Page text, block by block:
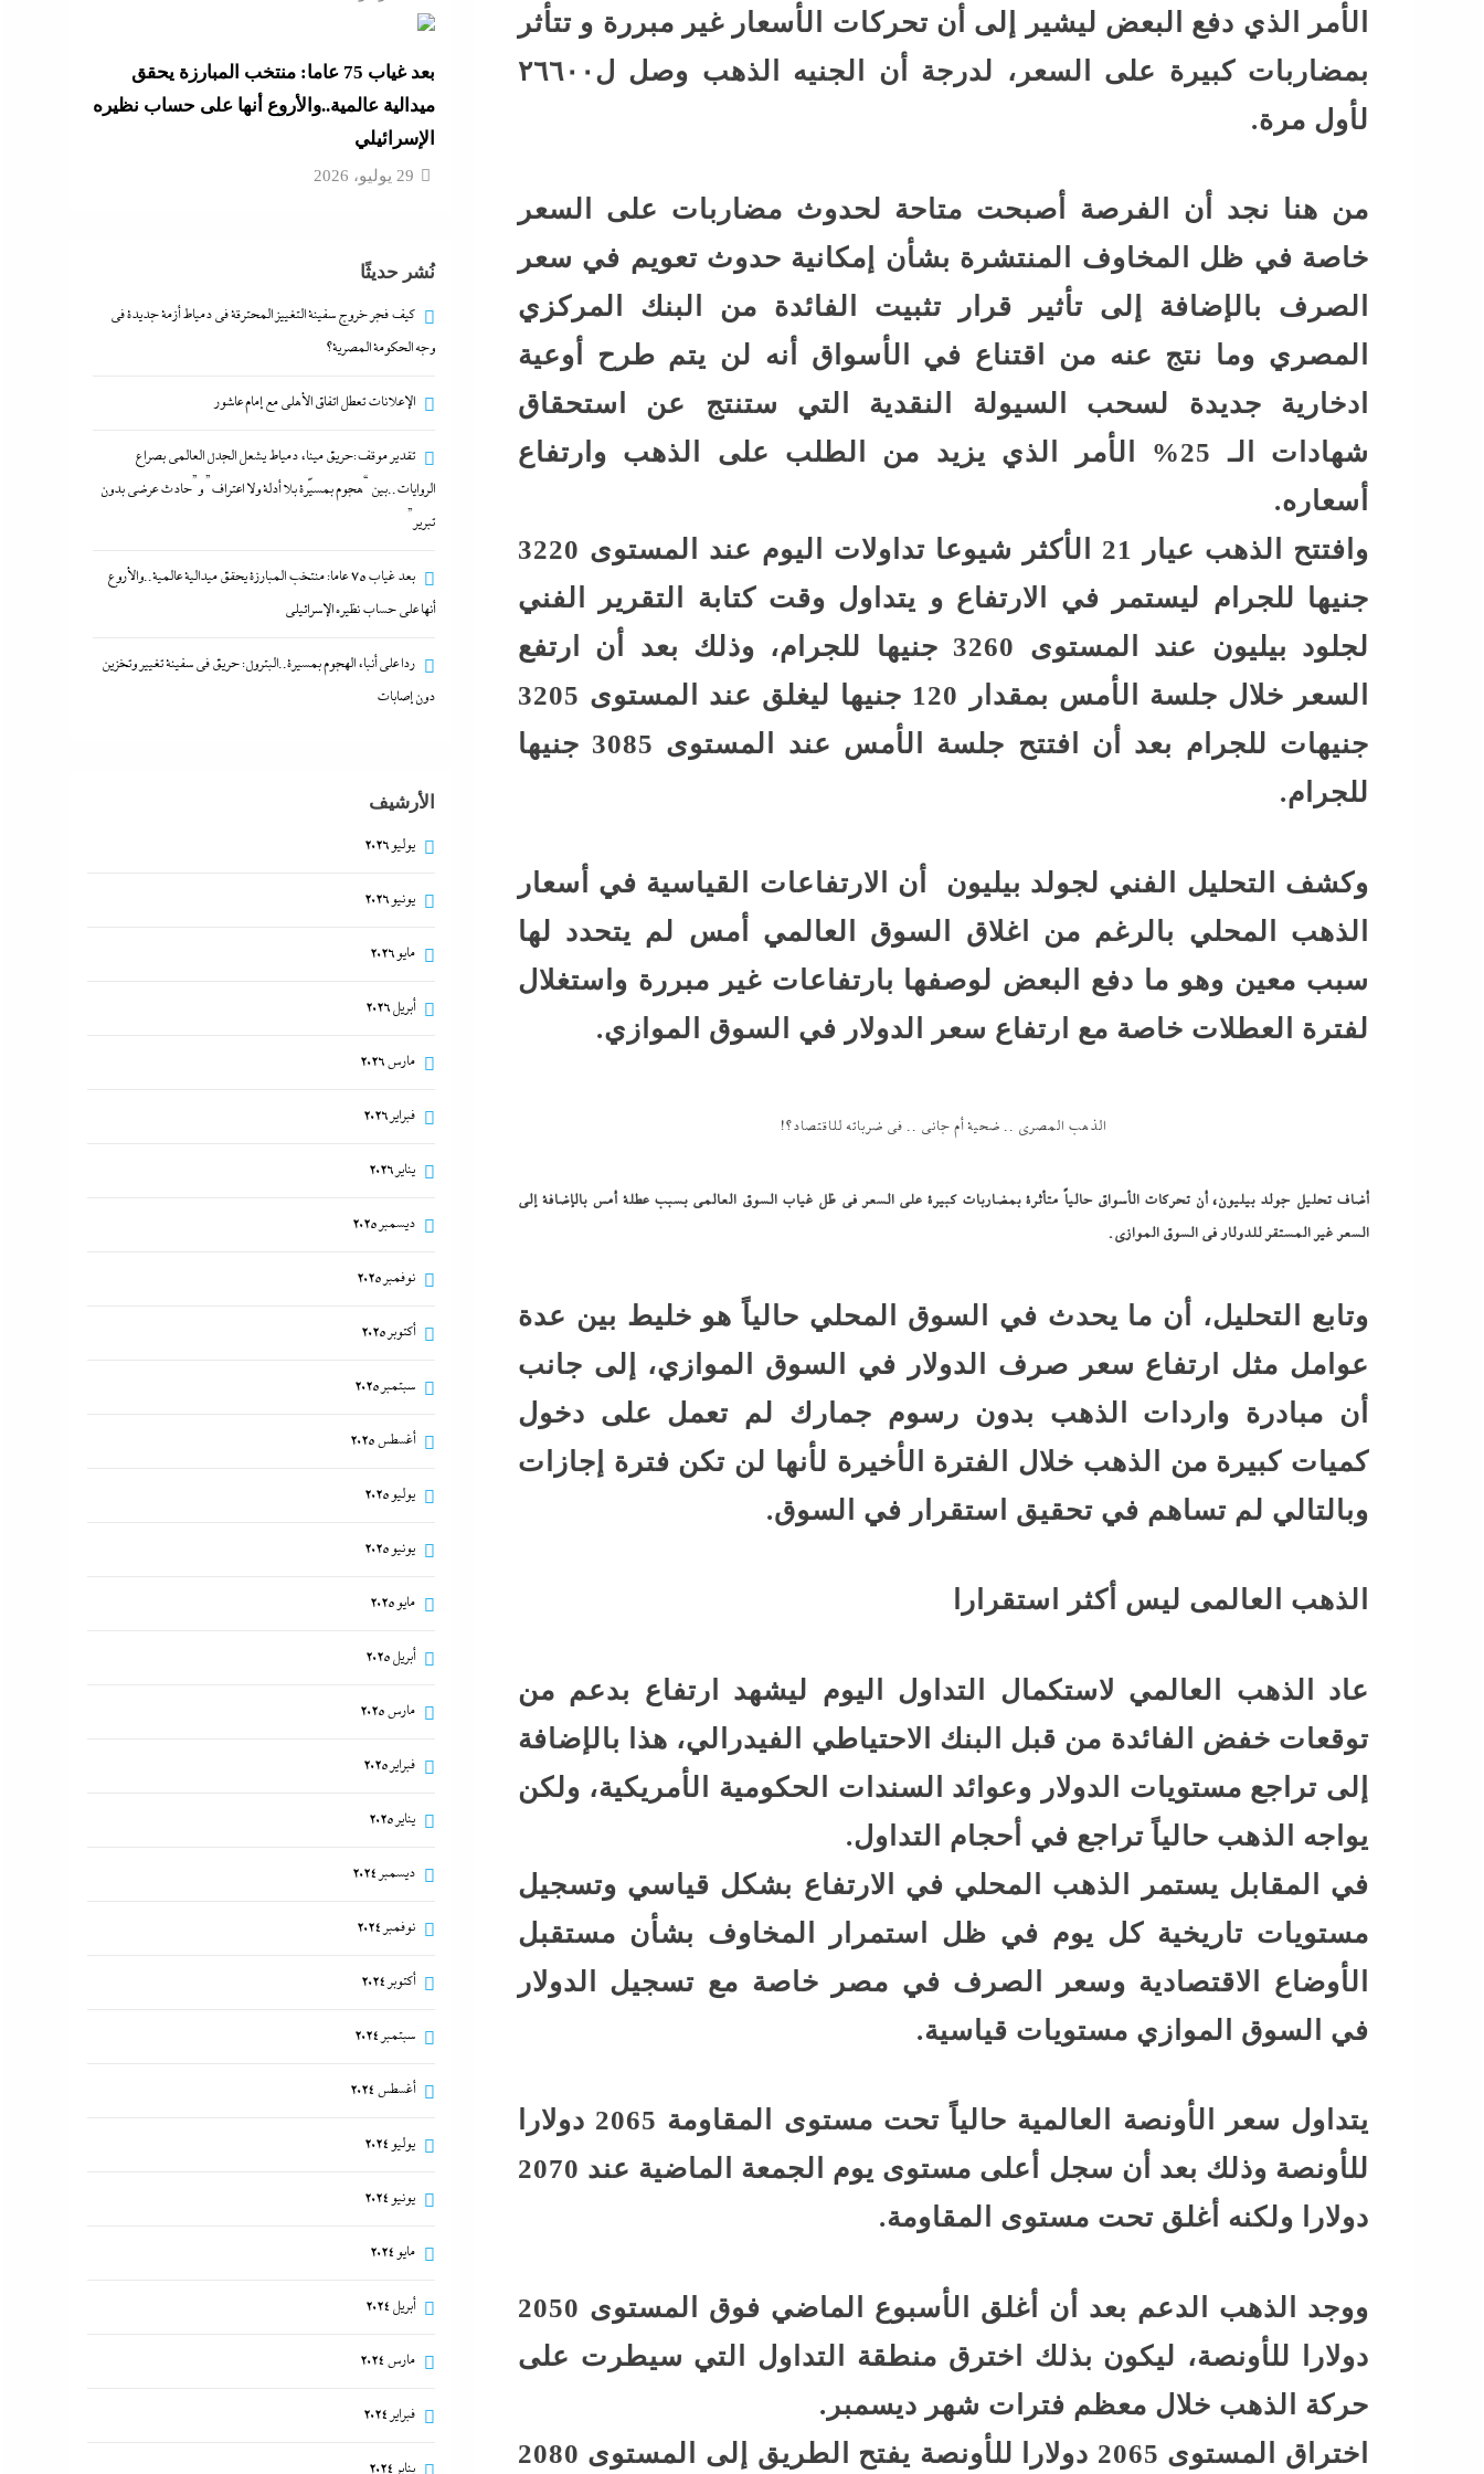
الأمر الذي دفع البعض ليشير إلى أن تحركات الأسعار غير مبررة و تتأثر
بمضاربات كبيرة على السعر، لدرجة أن الجنيه الذهب وصل ل٢٦٦٠٠
لأول مرة.
من هنا نجد أن الفرصة أصبحت متاحة لحدوث مضاربات على السعر
خاصة في ظل المخاوف المنتشرة بشأن إمكانية حدوث تعويم في سعر
الصرف بالإضافة إلى تأثير قرار تثبيت الفائدة من البنك المركزي
المصري وما نتج عنه من اقتناع في الأسواق أنه لن يتم طرح أوعية
ادخارية جديدة لسحب السيولة النقدية التي ستنتج عن استحقاق
شهادات الـ 25% الأمر الذي يزيد من الطلب على الذهب وارتفاع
أسعاره.
وافتتح الذهب عيار 21 الأكثر شيوعا تداولات اليوم عند المستوى 3220
جنيها للجرام ليستمر في الارتفاع و يتداول وقت كتابة التقرير الفني
لجلود بيليون عند المستوى 3260 جنيها للجرام، وذلك بعد أن ارتفع
السعر خلال جلسة الأمس بمقدار 120 جنيها ليغلق عند المستوى 3205
جنيهات للجرام بعد أن افتتح جلسة الأمس عند المستوى 3085 جنيها
للجرام.
وكشف التحليل الفني لجولد بيليون أن الارتفاعات القياسية في أسعار
الذهب المحلي بالرغم من اغلاق السوق العالمي أمس لم يتحدد لها
سبب معين وهو ما دفع البعض لوصفها بارتفاعات غير مبررة واستغلال
لفترة العطلات خاصة مع ارتفاع سعر الدولار في السوق الموازي.
الذهب المصري .. ضحية أم جانى .. فى ضرباته للاقتصاد؟!
أضاف تحليل جولد بيليون، أن تحركات الأسواق حالياً متأثرة بمضاربات كبيرة على السعر في ظل غياب السوق العالمي بسبب عطلة أمس بالإضافة إلى
السعر غير المستقر للدولار في السوق الموازي.
وتابع التحليل، أن ما يحدث في السوق المحلي حالياً هو خليط بين عدة
عوامل مثل ارتفاع سعر صرف الدولار في السوق الموازي، إلى جانب
أن مبادرة واردات الذهب بدون رسوم جمارك لم تعمل على دخول
كميات كبيرة من الذهب خلال الفترة الأخيرة لأنها لن تكن فترة إجازات
وبالتالي لم تساهم في تحقيق استقرار في السوق.
الذهب العالمى ليس أكثر استقرارا
عاد الذهب العالمي لاستكمال التداول اليوم ليشهد ارتفاع بدعم من
توقعات خفض الفائدة من قبل البنك الاحتياطي الفيدرالي، هذا بالإضافة
إلى تراجع مستويات الدولار وعوائد السندات الحكومية الأمريكية، ولكن
يواجه الذهب حالياً تراجع في أحجام التداول.
في المقابل يستمر الذهب المحلي في الارتفاع بشكل قياسي وتسجيل
مستويات تاريخية كل يوم في ظل استمرار المخاوف بشأن مستقبل
الأوضاع الاقتصادية وسعر الصرف في مصر خاصة مع تسجيل الدولار
في السوق الموازي مستويات قياسية.
يتداول سعر الأونصة العالمية حالياً تحت مستوى المقاومة 2065 دولارا
للأونصة وذلك بعد أن سجل أعلى مستوى يوم الجمعة الماضية عند 2070
دولارا ولكنه أغلق تحت مستوى المقاومة.
ووجد الذهب الدعم بعد أن أغلق الأسبوع الماضي فوق المستوى 2050
دولارا للأونصة، ليكون بذلك اخترق منطقة التداول التي سيطرت على
حركة الذهب خلال معظم فترات شهر ديسمبر.
اختراق المستوى 2065 دولارا للأونصة يفتح الطريق إلى المستوى 2080
بعد غياب 75 عاما: منتخب المبارزة يحقق
ميدالية عالمية..والأروع أنها على حساب نظيره
الإسرائيلي
29 يوليو، 2026
نُشر حديثًا
كيف فجر خروج سفينة التغييز المحترقة في دمياط أزمة جديدة في
وجه الحكومة المصرية؟
الإعلانات تعطل اتفاق الأهلى مع إمام عاشور
تقدير موقف:حريق ميناء دمياط يشعل الجدل العالمي بصراع
الروايات..بين “هجوم بمسيّرة بلا أدلة ولا اعتراف” و”حادث عرضي بدون
تبرير”
بعد غياب 75 عاما: منتخب المبارزة يحقق ميدالية عالمية..والأروع
أنها على حساب نظيره الإسرائيلي
ردا على أنباء الهجوم بمسيرة..البترول: حريق في سفينة تغيير وتخزين
دون إصابات
الأرشيف
يوليو 2026
يونيو 2026
مايو 2026
أبريل 2026
مارس 2026
فبراير 2026
يناير 2026
ديسمبر 2025
نوفمبر 2025
أكتوبر 2025
سبتمبر 2025
أغسطس 2025
يوليو 2025
يونيو 2025
مايو 2025
أبريل 2025
مارس 2025
فبراير 2025
يناير 2025
ديسمبر 2024
نوفمبر 2024
أكتوبر 2024
سبتمبر 2024
أغسطس 2024
يوليو 2024
يونيو 2024
مايو 2024
أبريل 2024
مارس 2024
فبراير 2024
يناير 2024